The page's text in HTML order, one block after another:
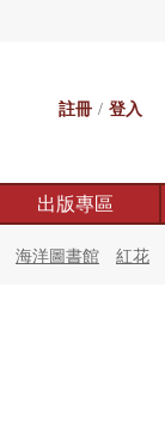
註冊 / 登入
出版專區
海洋圖書館 紅花